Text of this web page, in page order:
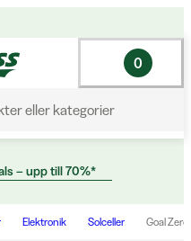
eller kategorier
0
– upp till 70%*
Elektronik Solceller Goal